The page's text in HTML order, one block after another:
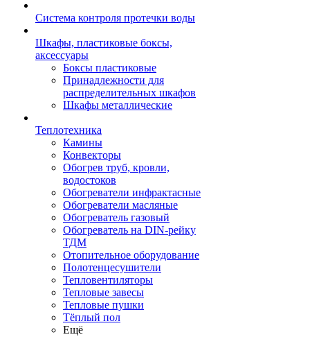
Система контроля протечки воды
Шкафы, пластиковые боксы,
аксессуары
Боксы пластиковые
Принадлежности для
распределительных шкафов
Шкафы металлические
Теплотехника
Камины
Конвекторы
Обогрев труб, кровли,
водостоков
Обогреватели инфрактасные
Обогреватели масляные
Обогреватель газовый
Обогреватель на DIN-рейку
ТДМ
Отопительное оборудование
Полотенцесушители
Тепловентиляторы
Тепловые завесы
Тепловые пушки
Тёплый пол
Ещё